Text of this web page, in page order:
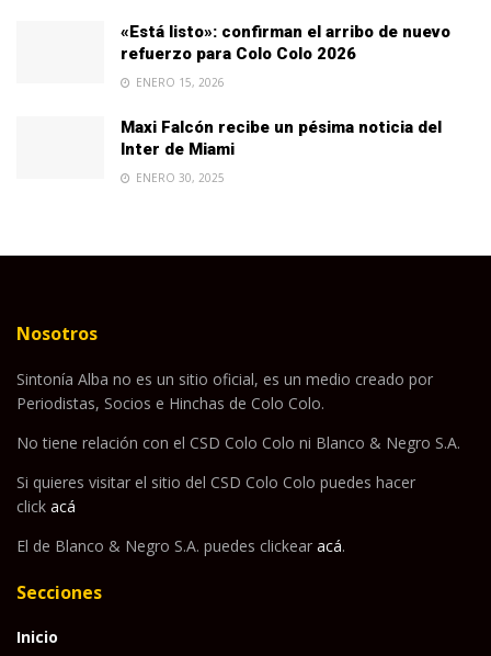
«Está listo»: confirman el arribo de nuevo
refuerzo para Colo Colo 2026
ENERO 15, 2026
Maxi Falcón recibe un pésima noticia del
Inter de Miami
ENERO 30, 2025
Nosotros
Sintonía Alba no es un sitio oficial, es un medio creado por
Periodistas, Socios e Hinchas de Colo Colo.
No tiene relación con el CSD Colo Colo ni Blanco & Negro S.A.
Si quieres visitar el sitio del CSD Colo Colo puedes hacer
click acá
El de Blanco & Negro S.A. puedes clickear acá.
Secciones
Inicio